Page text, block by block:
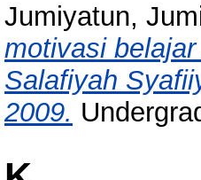
Jumiyatun,
motivasi
Salafiyah
2009.